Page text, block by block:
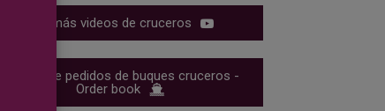
Ver más videos de cruceros
Cartera de pedidos de buques cruceros -
Order book